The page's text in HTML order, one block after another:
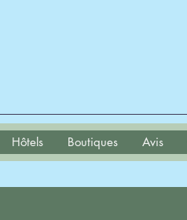
Hôtels Boutiques Avis